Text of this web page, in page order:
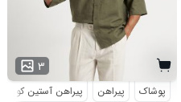
۳
پوشاک پیراهن پیراهن آستین کوتاه